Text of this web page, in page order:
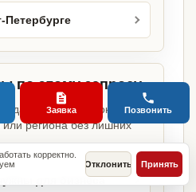
Петербурге
по этому запросу
дают более широкий
или региона без лишних
для бизнеса
корректно.
Отклонить Принять
Заявка Позвонить